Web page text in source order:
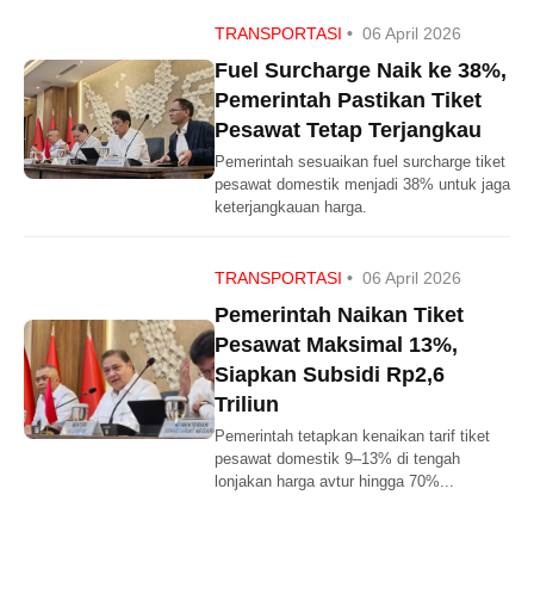
TRANSPORTASI • 06 April 2026
Fuel Surcharge Naik ke 38%,
Pemerintah Pastikan Tiket
Pesawat Tetap Terjangkau
Pemerintah sesuaikan fuel surcharge tiket
pesawat domestik menjadi 38% untuk jaga
keterjangkauan harga.
TRANSPORTASI • 06 April 2026
Pemerintah Naikan Tiket
Pesawat Maksimal 13%,
Siapkan Subsidi Rp2,6
Triliun
Pemerintah tetapkan kenaikan tarif tiket
pesawat domestik 9–13% di tengah
lonjakan harga avtur hingga 70%...